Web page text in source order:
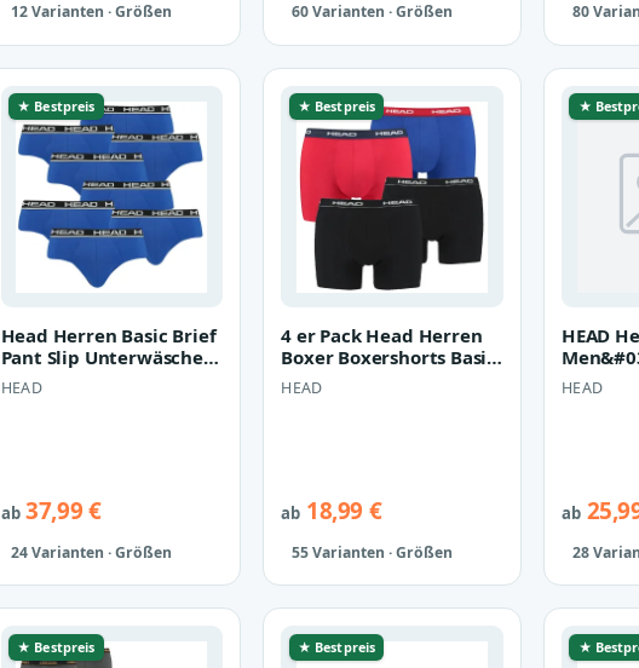
12 Varianten · Größen 60 Varianten · Größen 80
★ Bestpreis
Head Herren Basic Brief
Pant Slip Unterwäsche
Unterhose 8 er Pack
HEAD
ab37,99 €
24 Varianten · Größen
★ Bestpreis
4 er Pack Head Herren
Boxer Boxershorts Basic
Pant Unterwäsche
HEAD
ab 18,99 €
55 Varianten · Größen
★
HEAD
Boxers
Pack
HEAD
ab
28
★ Bestpreis ★ Bestpreis ★